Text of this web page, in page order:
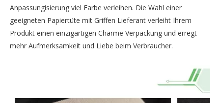
Anpassungisierung viel Farbe verleihen. Die Wahl einer
geeigneten Papiertüte mit Griffen Lieferant verleiht Ihrem
Produkt einen einzigartigen Charme Verpackung und erregt
mehr Aufmerksamkeit und Liebe beim Verbraucher.